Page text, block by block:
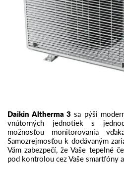
Daikin Altherma 3 sa pýši
vnútorných jednotiek s
možnosťou monitorovania
Samozrejmosťou k dodávaným
Vám zabezpečí, že Vaše tepelné
pod kontrolou cez Vaše smartfóny